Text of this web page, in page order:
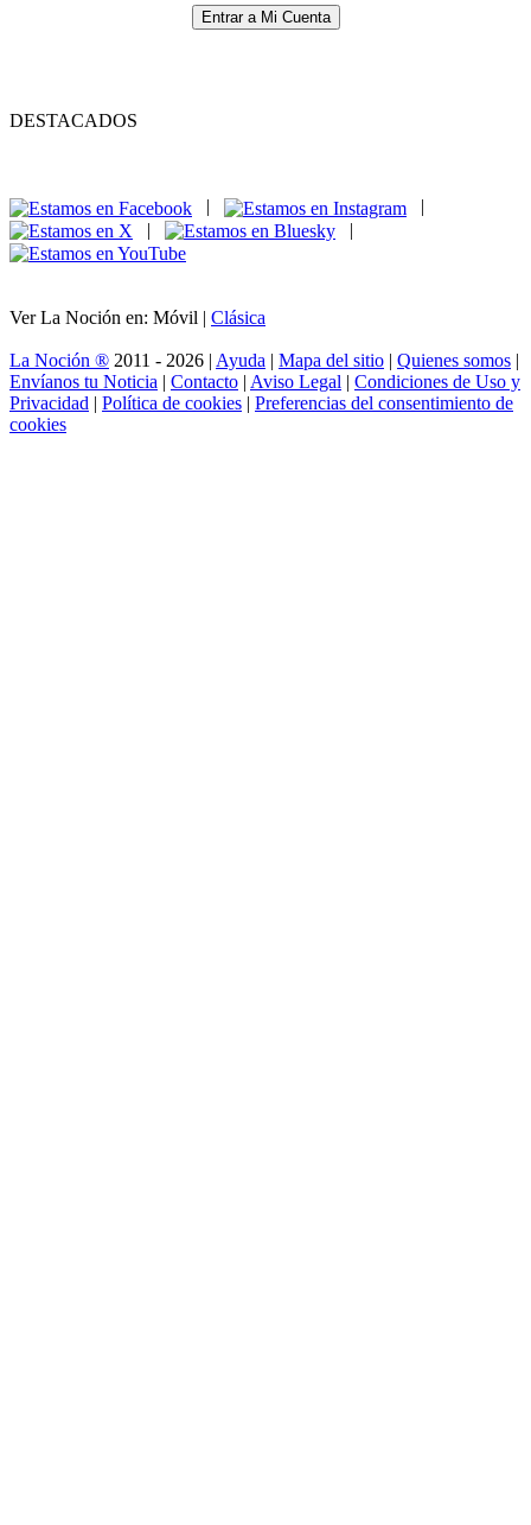
Entrar a Mi Cuenta
DESTACADOS
|
|
|
|
Ver La Noción en: Móvil | Clásica
La Noción ® 2011 - 2026 | Ayuda | Mapa del sitio | Quienes somos |
Envíanos tu Noticia | Contacto | Aviso Legal | Condiciones de Uso y
Privacidad | Política de cookies | Preferencias del consentimiento de
cookies